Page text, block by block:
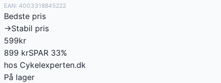
EAN: 4003318845222
Bedste pris
→Stabil pris
599kr
899 krSPAR 33%
hos Cykelexperten.dk
På lager